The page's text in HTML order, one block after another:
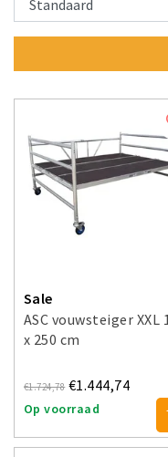
Sale
ASC vouwsteiger XXL
x 250 cm
€1.724,78 €1.444,74
Op voorraad